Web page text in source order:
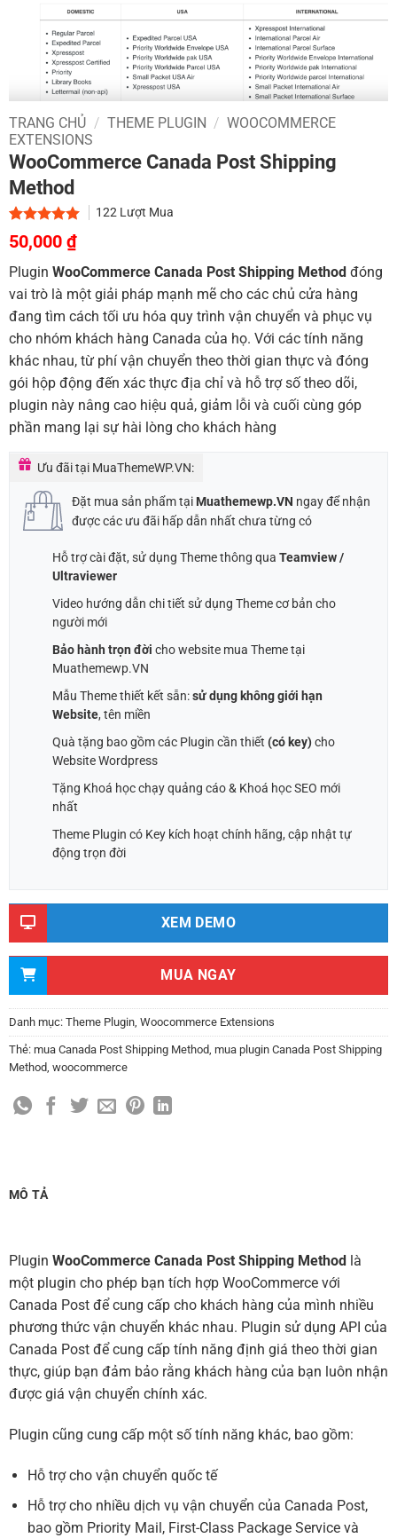
TRANG CHỦ / THEME PLUGIN / WOOCOMMERCE
EXTENSIONS
WooCommerce Canada Post Shipping
Method
5.00 trên 5
dựa trên
2
122Lượt Mua
Giá
gốc
là:
700,000 ₫.
50,000 ₫Giá
hiện
tại
là:
50,000 ₫.
Plugin WooCommerce Canada Post Shipping Method đóng
vai trò là một giải pháp mạnh mẽ cho các chủ cửa hàng
đang tìm cách tối ưu hóa quy trình vận chuyển và phục vụ
cho nhóm khách hàng Canada của họ. Với các tính năng
khác nhau, từ phí vận chuyển theo thời gian thực và đóng
gói hộp động đến xác thực địa chỉ và hỗ trợ số theo dõi,
plugin này nâng cao hiệu quả, giảm lỗi và cuối cùng góp
phần mang lại sự hài lòng cho khách hàng
Ưu đãi tại MuaThemeWP.VN:
Đặt mua sản phẩm tại Muathemewp.VN ngay để nhận
được các ưu đãi hấp dẫn nhất chưa từng có
Hỗ trợ cài đặt, sử dụng Theme thông qua Teamview /
Ultraviewer
Video hướng dẫn chi tiết sử dụng Theme cơ bản cho
người mới
Bảo hành trọn đời cho website mua Theme tại
Muathemewp.VN
Mẫu Theme thiết kết sẵn:sử dụng không giới hạn
Website, tên miền
Quà tặng bao gồm các Plugin cần thiết (có key)cho
Website Wordpress
Tặng Khoá học chạy quảng cáo & Khoá học SEO mới
nhất
Theme Plugin có Key kích hoạt chính hãng, cập nhật tự
động trọn đời
XEM DEMO
MUA NGAY
Danh mục: Theme Plugin, Woocommerce Extensions
Thẻ: mua Canada Post Shipping Method, mua plugin Canada Post Shipping
Method, woocommerce
MÔ TẢ
Plugin WooCommerce Canada Post Shipping Method là
một plugin cho phép bạn tích hợp WooCommerce với
Canada Post để cung cấp cho khách hàng của mình nhiều
phương thức vận chuyển khác nhau. Plugin sử dụng API của
Canada Post để cung cấp tính năng định giá theo thời gian
thực, giúp bạn đảm bảo rằng khách hàng của bạn luôn nhận
được giá vận chuyển chính xác.
Plugin cũng cung cấp một số tính năng khác, bao gồm:
Hỗ trợ cho vận chuyển quốc tế
Hỗ trợ cho nhiều dịch vụ vận chuyển của Canada Post,
bao gồm Priority Mail, First-Class Package Service và